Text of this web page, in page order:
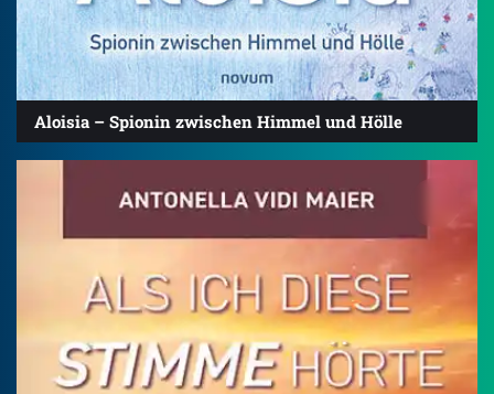
Aloisia – Spionin zwischen Himmel und Hölle